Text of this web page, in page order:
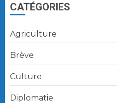
CATÉGORIES
Agriculture
Brève
Culture
Diplomatie